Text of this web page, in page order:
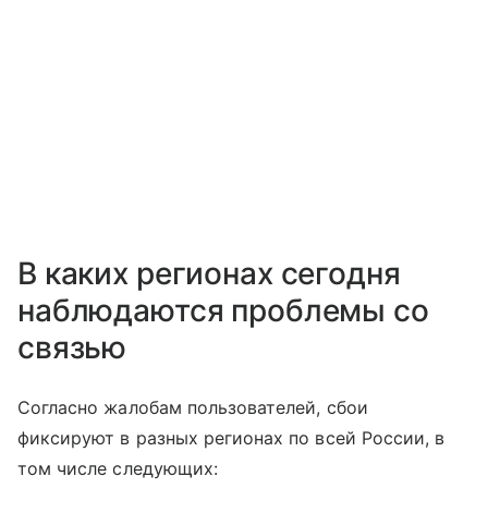
В каких регионах сегодня
наблюдаются проблемы со
связью
Согласно жалобам пользователей, сбои
фиксируют в разных регионах по всей России, в
том числе следующих: